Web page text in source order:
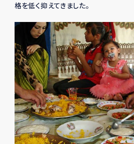
格を低く抑えてきました。